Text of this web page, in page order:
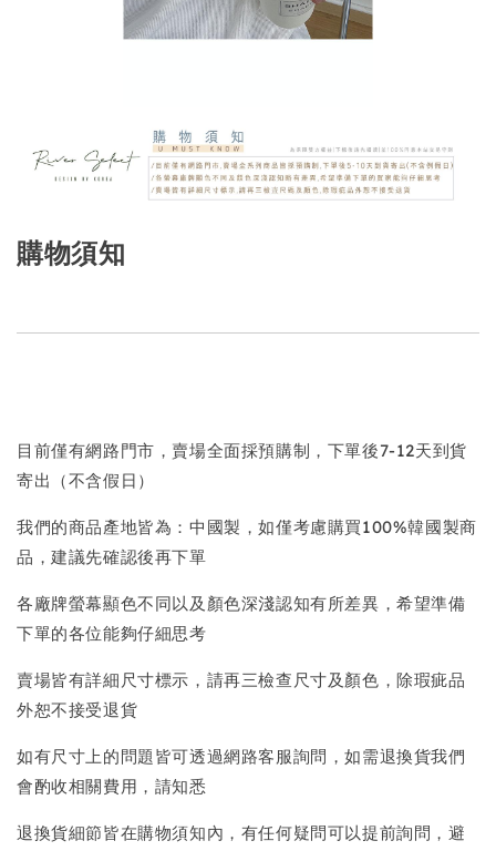
購物須知
目前僅有網路門市，賣場全面採預購制，下單後7-12天到貨
寄出（不含假日）
我們的商品產地皆為：中國製，如僅考慮購買100%韓國製商
品，建議先確認後再下單
各廠牌螢幕顯色不同以及顏色深淺認知有所差異，希望準備
下單的各位能夠仔細思考
賣場皆有詳細尺寸標示，請再三檢查尺寸及顏色，除瑕疵品
外恕不接受退貨
如有尺寸上的問題皆可透過網路客服詢問，如需退換貨我們
會酌收相關費用，請知悉
退換貨細節皆在購物須知內，有任何疑問可以提前詢問，避